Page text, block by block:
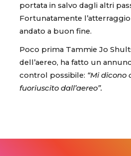
portata in salvo dagli altri
Fortunatamente
andato a buon fine.
Poco prima Tammie Jo
dell’aereo, ha fatto un
control possibile: “Mi dicono
fuoriuscito dall’aereo”.